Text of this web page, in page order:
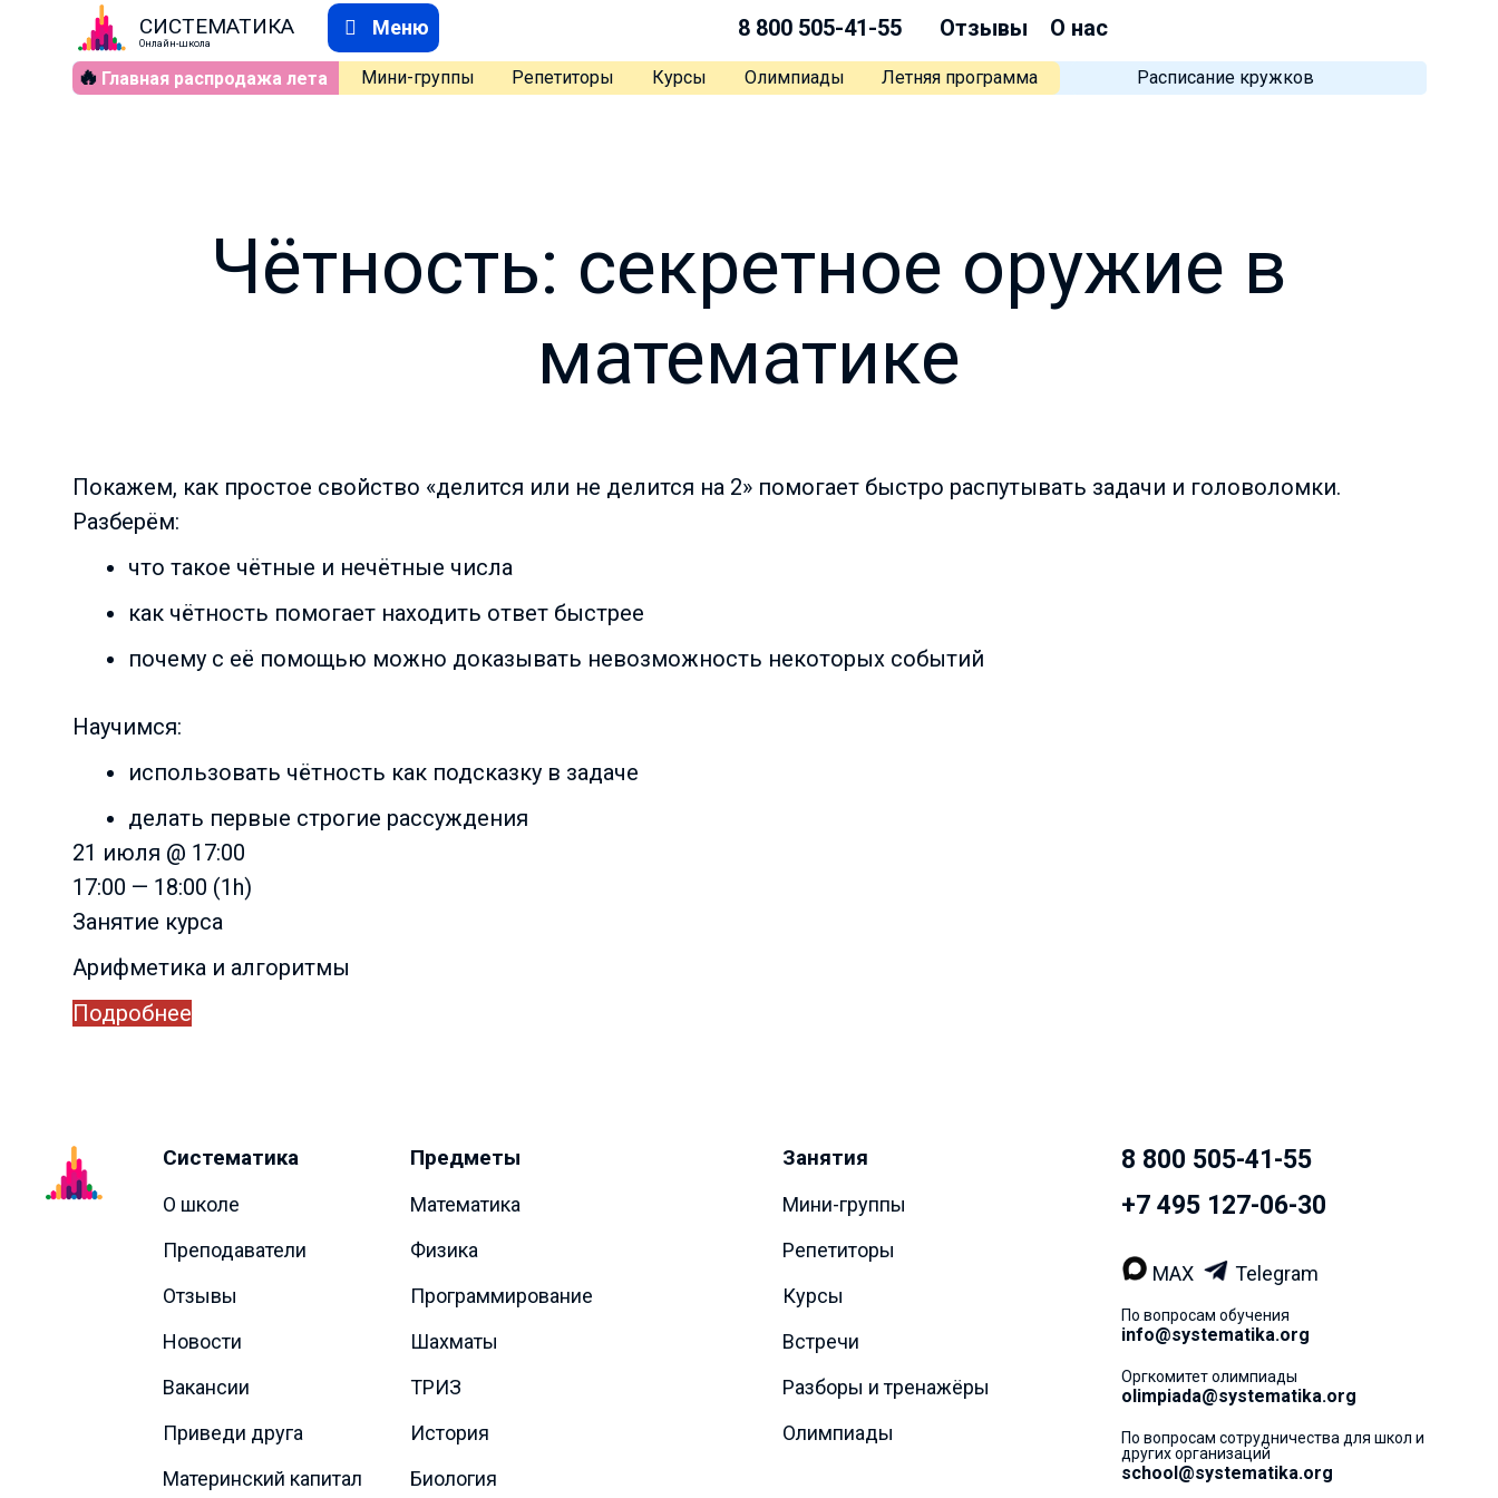
СИСТЕМАТИКА
Онлайн-школа
Меню 8 800 505-41-55 Отзывы
О нас
🔥 Главная распродажа лета Мини-группы Репетиторы Курсы Олимпиады Летняя программа Расписание кружков
Чётность: секретное оружие в
математике
Покажем, как простое свойство «делится или не делится на 2» помогает быстро распутывать задачи и головоломки.
Разберём:
что такое чётные и нечётные числа
как чётность помогает находить ответ быстрее
почему с её помощью можно доказывать невозможность некоторых событий
Научимся:
использовать чётность как подсказку в задаче
делать первые строгие рассуждения
21 июля @ 17:00
17:00 — 18:00 (1h)
Занятие курса
Арифметика и алгоритмы
Подробнее
Систематика
О школе
Преподаватели
Отзывы
Новости
Вакансии
Приведи друга
Материнский капитал
Предметы
Математика
Физика
Программирование
Шахматы
ТРИЗ
История
Биология
Занятия
Мини-группы
Репетиторы
Курсы
Встречи
Разборы и тренажёры
Олимпиады
8 800 505-41-55
+7 495 127-06-30
MAX Telegram
По вопросам обучения
info@systematika.org
Оргкомитет олимпиады
olimpiada@systematika.org
По вопросам сотрудничества для школ и
других организаций
school@systematika.org